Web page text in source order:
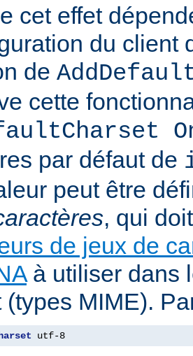
cet effet
du client
de
cette
par défaut de
peut être
, qui
de jeux de
à utiliser dans
(types MIME).
utf-8